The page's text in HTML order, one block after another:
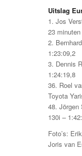
Uitslag
1. Jos
23
2.
1:23:09,2
3. Dennis
1:24:19,8
36. Roel
Toyota
48. Jörgen
130i –
Foto’s:
Joris van